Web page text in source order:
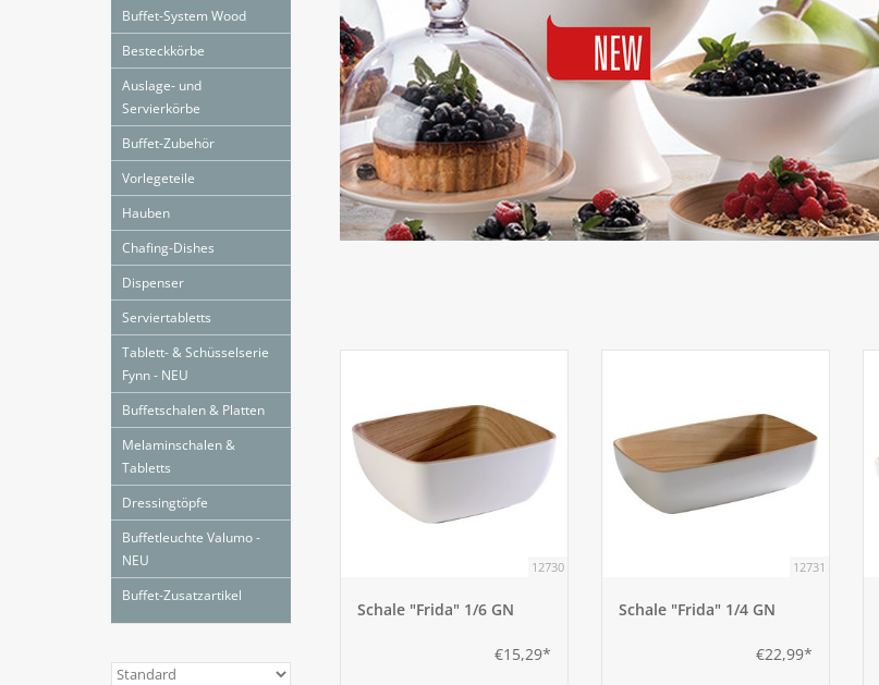
Buffet-System Wood
Besteckkörbe
Auslage- und
Servierkörbe
Buffet-Zubehör
Vorlegeteile
Hauben
Chafing-Dishes
Dispenser
Serviertabletts
Tablett- & Schüsselserie
Fynn - NEU
Buffetschalen & Platten
Melaminschalen &
Tabletts
Dressingtöpfe
Buffetleuchte Valumo -
NEU
Buffet-Zusatzartikel
12730
Schale "Frida" 1/6 GN
€15,29*
12731
Schale "Frida" 1/4 GN
€22,99*